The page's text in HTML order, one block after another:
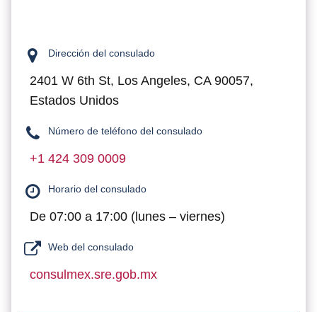
Dirección del consulado
2401 W 6th St, Los Angeles, CA 90057,
Estados Unidos
Número de teléfono del consulado
+1 424 309 0009
Horario del consulado
De 07:00 a 17:00 (lunes – viernes)
Web del consulado
consulmex.sre.gob.mx